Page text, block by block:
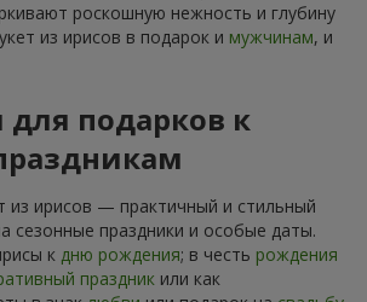
роскошную нежность и глубину
из ирисов в подарок и мужчинам, и
подарков к
из ирисов — практичный и стильный
сезонные праздники и особые даты.
к дню рождения; в честь рождения
праздник или как